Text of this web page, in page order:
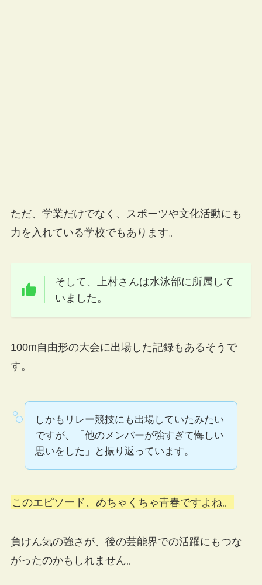
ただ、学業だけでなく、スポーツや文化活動にも
力を入れている学校でもあります。
そして、上村さんは水泳部に所属して
いました。
100m自由形の大会に出場した記録もあるそうで
す。
しかもリレー競技にも出場していたみたい
ですが、「他のメンバーが強すぎて悔しい
思いをした」と振り返っています。
このエピソード、めちゃくちゃ青春ですよね。
負けん気の強さが、後の芸能界での活躍にもつな
がったのかもしれません。